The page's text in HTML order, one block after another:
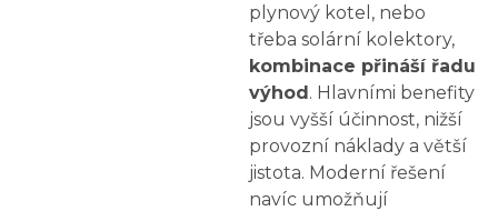
plynový kotel, nebo
třeba solární kolektory,
kombinace přináší řadu
výhod. Hlavními benefity
jsou vyšší účinnost, nižší
provozní náklady a větší
jistota. Moderní řešení
navíc umožňují